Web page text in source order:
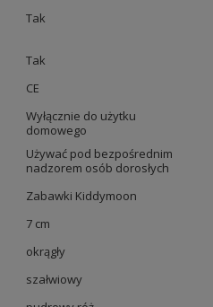
Tak
Tak
CE
Wyłącznie do użytku
domowego
Używać pod bezpośrednim
nadzorem osób dorosłych
Zabawki Kiddymoon
7 cm
okrągły
szałwiowy